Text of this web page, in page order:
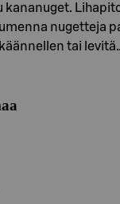
kananuget.
nugetteja
tai